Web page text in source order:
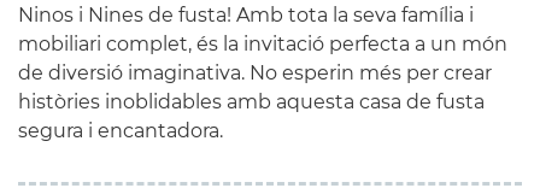
Ninos i Nines de fusta! Amb tota la seva família i
mobiliari complet, és la invitació perfecta a un món
de diversió imaginativa. No esperin més per crear
històries inoblidables amb aquesta casa de fusta
segura i encantadora.